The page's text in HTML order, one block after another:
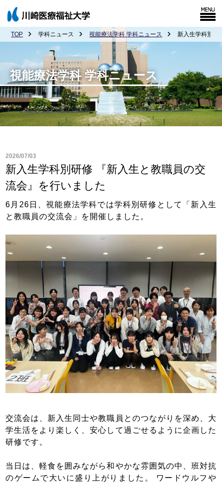
TOP 学科ニュース 視能療法学科 学科ニュース 新入生学科別研
視能療法学科 学科ニュース
2026/07/03
新入生学科別研修 『新入生と教職員の交
流会』を行いました
6月26日、視能療法学科では学科別研修として「新入生
と教職員の交流会」を開催しました。
交流会は、新入生同士や教職員とのつながりを深め、大
学生活をより楽しく、安心して過ごせるように企画した
研修です。
当日は、軽食を囲みながら和やかな雰囲気の中、班対抗
のゲームで大いに盛り上がりました。 ワードウルフや